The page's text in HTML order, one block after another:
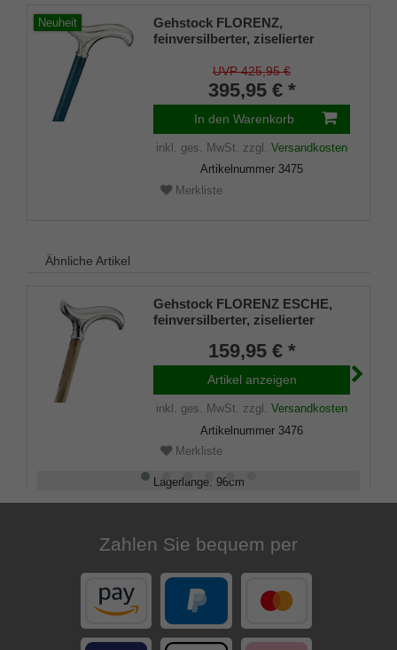
Neuheit
Gehstock FLORENZ,
feinversilberter, ziselierter
Stock aus edlem, navyblue
gebeiztem Eschenholz,
inklusive passendem
Schlankpuffer.
UVP 425,95 €
395,95 € *
In den Warenkorb
inkl. ges. MwSt. zzgl. Versandkosten
Artikelnummer 3475
Merkliste
Ähnliche Artikel
Gehstock FLORENZ ESCHE,
feinversilberter, ziselierter
gewachstem Eschenholz zart
geflammt, inklusive passendem
Gummipuffer
159,95 € *
Artikel anzeigen
inkl. ges. MwSt. zzgl. Versandkosten
Artikelnummer 3476
Merkliste
Lagerlänge: 96cm
Zahlen Sie bequem per